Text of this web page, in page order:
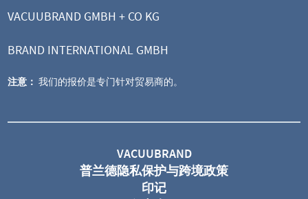
VACUUBRAND GMBH + CO KG
BRAND INTERNATIONAL GMBH
注意： 我们的报价是专门针对贸易商的。
VACUUBRAND
普兰德隐私保护与跨境政策
印记